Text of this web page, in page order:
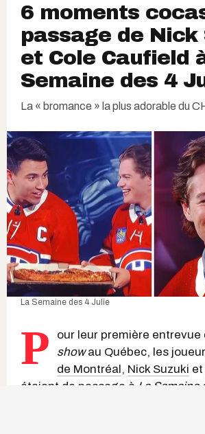
6 moments
passage de Nick
et Cole Caufield
Semaine des 4
La « bromance » la plus adorable du
La Semaine des 4 Julie
P our leur première entrevue
showau Québec, les
de Montréal, Nick Suzuki et
étaient de passage à La Semaine